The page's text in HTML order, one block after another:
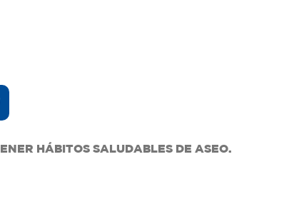
HÁBITOS SALUDABLES DE ASEO.